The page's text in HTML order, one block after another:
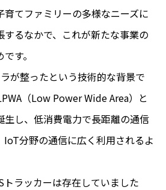
育てファミリーの多様なニーズに
するなかで、これが新たな事業の
す。
が整ったという技術的な背景で
（Low Power Wide Area）と
生し、低消費電力で長距離の通信
分野の通信に広く利用されるよ
ラッカーは存在していました